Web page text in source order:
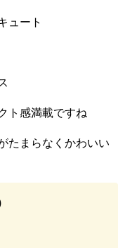
ュート
ト感満載ですね
たまらなくかわいい